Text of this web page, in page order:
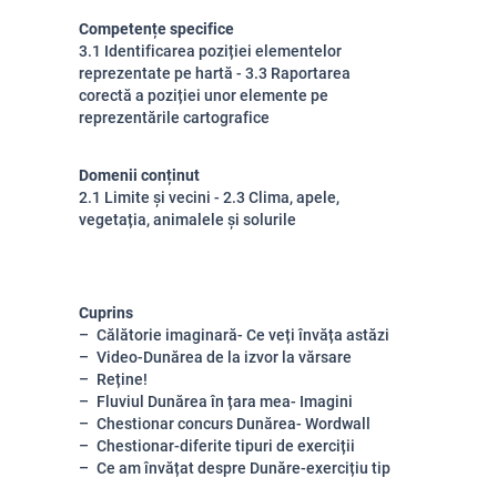
Competențe specifice
3.1 Identificarea poziției elementelor
reprezentate pe hartă - 3.3 Raportarea
corectă a poziției unor elemente pe
reprezentările cartografice
Domenii conținut
2.1 Limite și vecini - 2.3 Clima, apele,
vegetația, animalele și solurile
Cuprins
Călătorie imaginară- Ce veți învăța astăzi
Video-Dunărea de la izvor la vărsare
Reține!
Fluviul Dunărea în țara mea- Imagini
Chestionar concurs Dunărea- Wordwall
Chestionar-diferite tipuri de exerciții
Ce am învățat despre Dunăre-exercițiu tip